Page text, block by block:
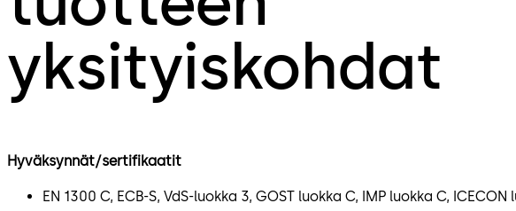
yksityiskohdat
Hyväksynnät/sertifikaatit
EN 1300 C, ECB-S, VdS-luokka 3, GOST luokka C, IMP luokka C, ICECON